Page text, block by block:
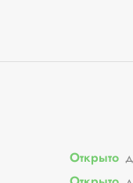
Открыто